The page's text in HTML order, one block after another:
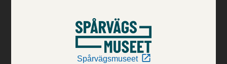
Spårvägsmuseet